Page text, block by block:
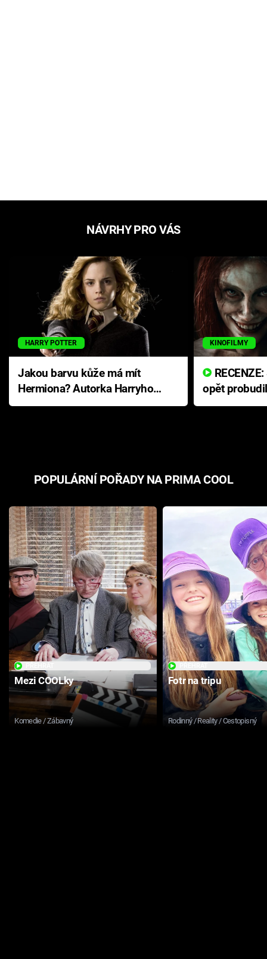
NÁVRHY PRO VÁS
HARRY POTTER
Jakou barvu kůže má mít
Hermiona? Autorka Harryho
Pottera přišla s ráznou
KINOFILMY
opět
přichází s
POPULÁRNÍ POŘADY NA PRIMA COOL
Mezi COOLky
Komedie / Zábavný
Fotr na tripu
Rodinný / Reality / Cestopisný